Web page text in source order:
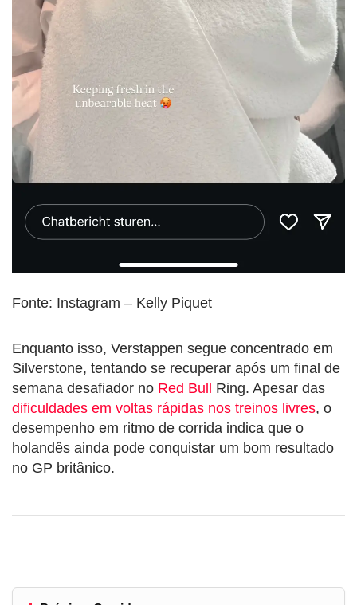
Fonte: Instagram – Kelly Piquet
Enquanto isso, Verstappen segue concentrado em
Silverstone, tentando se recuperar após um final de
semana desafiador no Red Bull Ring. Apesar das
dificuldades em voltas rápidas nos treinos livres, o
desempenho em ritmo de corrida indica que o
holandês ainda pode conquistar um bom resultado
no GP britânico.